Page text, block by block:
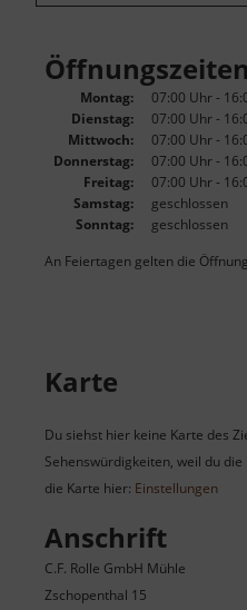
Öffnungszeiten
Montag:
07:00 Uhr -
Dienstag:
07:00 Uhr -
Mittwoch:
07:00 Uhr -
Donnerstag:
07:00 Uhr -
Freitag:
07:00 Uhr -
Samstag:
geschlossen
Sonntag:
geschlossen
An Feiertagen gelten die
Karte
Du siehst hier keine Karte des
Sehenswürdigkeiten, weil du
die Karte hier: Einstellungen
Anschrift
C.F. Rolle GmbH Mühle
Zschopenthal 15